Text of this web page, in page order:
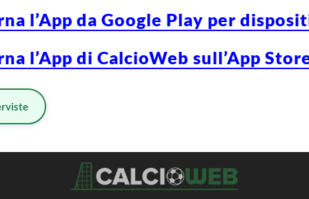
l’App da Google Play per
l’App di CalcioWeb sull’App